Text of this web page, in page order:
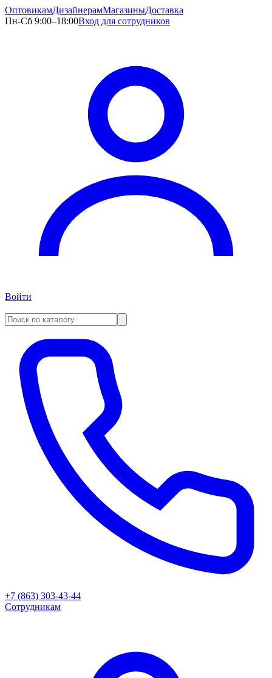
ОптовикамДизайнерамМагазиныДоставка
Пн-Сб 9:00–18:00Вход для сотрудников
Войти
+7 (863) 303-43-44
Сотрудникам